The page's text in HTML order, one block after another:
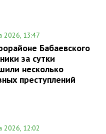
2026, 13:47
Бабаевского
за сутки
несколько
преступлений
2026, 12:02